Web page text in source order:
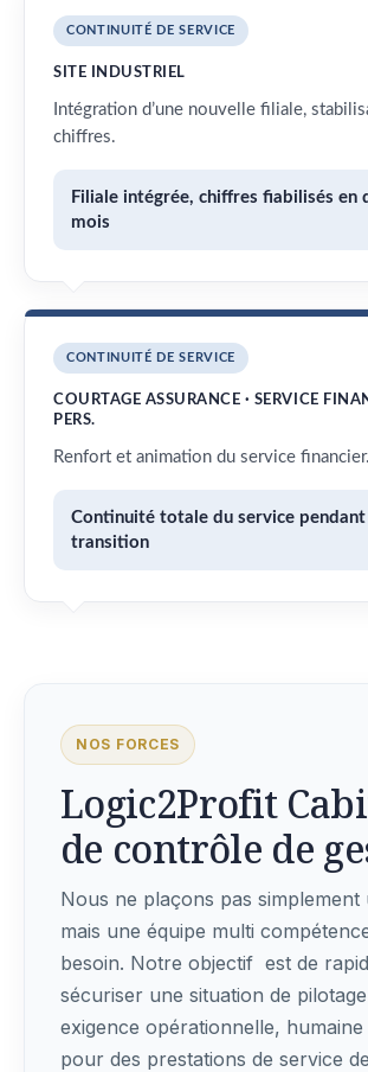
CONTINUITÉ DE SERVICE
SITE INDUSTRIEL
Intégration d’une nouvelle filiale,
chiffres.
Filiale intégrée, chiffres fiabilisés en
mois
CONTINUITÉ DE SERVICE
COURTAGE ASSURANCE · SERVICE
PERS.
Renfort et animation du service financier.
Continuité totale du service pendant
transition
NOS FORCES
Logic2Profit
de contrôle de
Nous ne plaçons pas
mais une équipe multi
besoin. Notre objectif est de
sécuriser une situation de
exigence opérationnelle, humaine
pour des prestations de service